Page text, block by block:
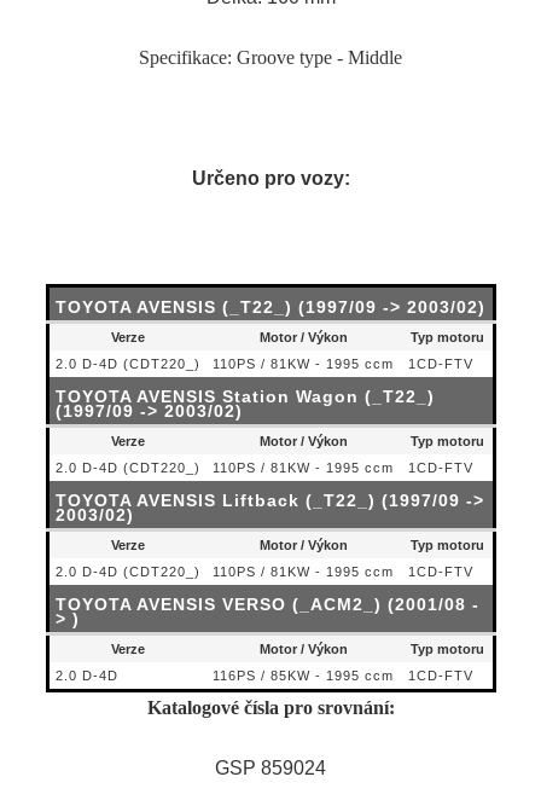
Specifikace: Groove type - Middle
Určeno pro vozy:
TOYOTA AVENSIS (_T22_) (1997/09 -> 2003/02)
Verze Motor / Výkon
Typ motoru
2.0 D-4D (CDT220_)
110PS / 81KW - 1995 ccm 1CD-FTV
TOYOTA AVENSIS Station Wagon (_T22_)
(1997/09 -> 2003/02)
Verze Motor / Výkon
Typ motoru
2.0 D-4D (CDT220_)
110PS / 81KW - 1995 ccm 1CD-FTV
TOYOTA AVENSIS Liftback (_T22_) (1997/09 ->
2003/02)
Verze Motor / Výkon
Typ motoru
2.0 D-4D (CDT220_)
110PS / 81KW - 1995 ccm 1CD-FTV
TOYOTA AVENSIS VERSO (_ACM2_) (2001/08 -
> )
Verze Motor / Výkon
Typ motoru
2.0 D-4D
116PS / 85KW - 1995 ccm 1CD-FTV
Katalogové čísla pro srovnání:
GSP 859024